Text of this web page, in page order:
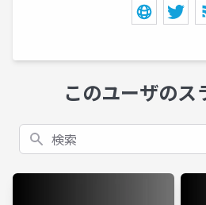
このユーザのス
検索